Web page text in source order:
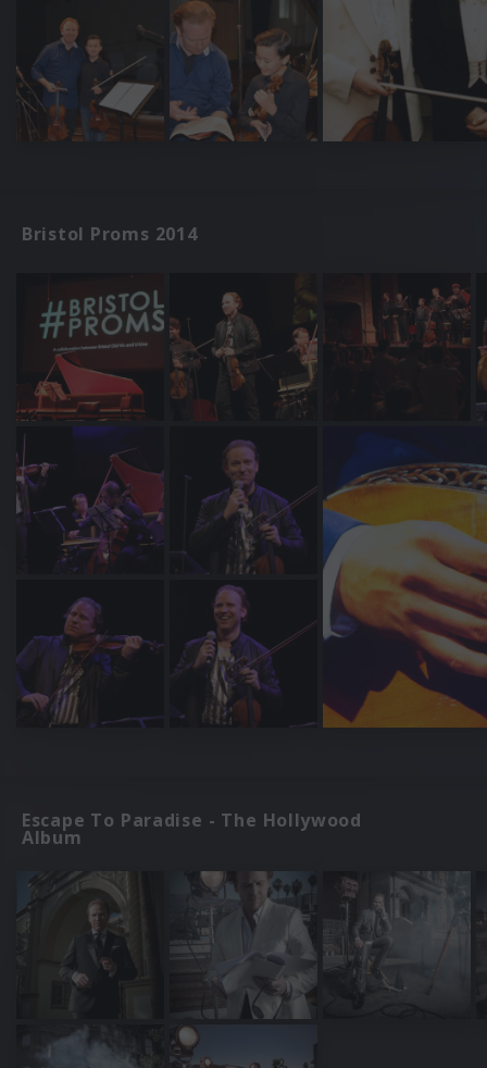
Bristol Proms 2014
Escape To Paradise - The Hollywood
Album